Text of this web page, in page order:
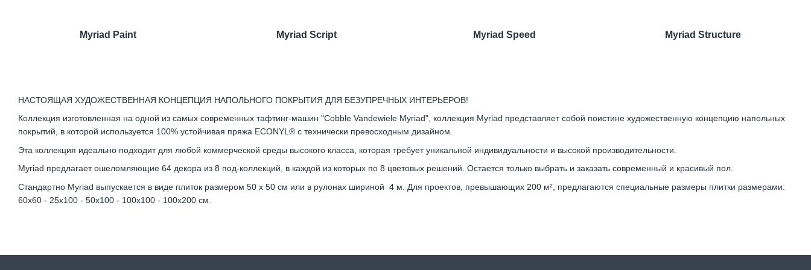
НАСТОЯЩАЯ ХУДОЖЕСТВЕННАЯ КОНЦЕПЦИЯ НАПОЛЬНОГО ПОКРЫТИЯ ДЛЯ БЕЗУПРЕЧНЫХ ИНТЕРЬЕРОВ!
Коллекция изготовленная на одной из самых современных тафтинг-машин "Cobble Vandewiele Myriad", коллекция Myriad представляет собой поистине художественную концепцию напольных
покрытий, в которой используется 100% устойчивая пряжа ECONYL® с технически превосходным дизайном.
Эта коллекция идеально подходит для любой коммерческой среды высокого класса, которая требует уникальной индивидуальности и высокой производительности.
Myriad предлагает ошеломляющие 64 декора из 8 под-коллекций, в каждой из которых по 8 цветовых решений. Остается только выбрать и заказать современный и красивый пол.
Стандартно Myriad выпускается в виде плиток размером 50 x 50 см или в рулонах шириной 4 м. Для проектов, превышающих 200 м², предлагаются специальные размеры плитки размерами:
60х60 - 25х100 - 50х100 - 100х100 - 100х200 см.
Myriad Paint Myriad Script Myriad Speed Myriad Structure